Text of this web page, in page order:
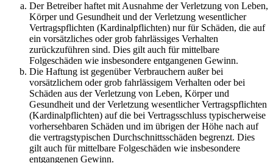
Der Betreiber haftet mit Ausnahme der Verletzung von Leben,
Körper und Gesundheit und der Verletzung wesentlicher
Vertragspflichten (Kardinalpflichten) nur für Schäden, die auf
ein vorsätzliches oder grob fahrlässiges Verhalten
zurückzuführen sind. Dies gilt auch für mittelbare
Folgeschäden wie insbesondere entgangenen Gewinn.
Die Haftung ist gegenüber Verbrauchern außer bei
vorsätzlichem oder grob fahrlässigem Verhalten oder bei
Schäden aus der Verletzung von Leben, Körper und
Gesundheit und der Verletzung wesentlicher Vertragspflichten
(Kardinalpflichten) auf die bei Vertragsschluss typischerweise
vorhersehbaren Schäden und im übrigen der Höhe nach auf
die vertragstypischen Durchschnittsschäden begrenzt. Dies
gilt auch für mittelbare Folgeschäden wie insbesondere
entgangenen Gewinn.